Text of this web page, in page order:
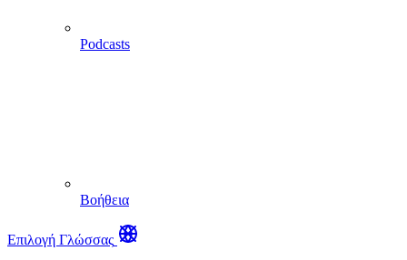
Podcasts
Βοήθεια
Επιλογή Γλώσσας